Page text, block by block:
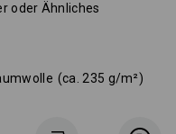
oder Ähnliches
(ca. 235 g/m²)